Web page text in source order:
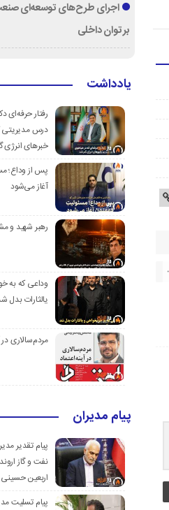
اجرای طرح‌های توسعه‌ای
بر توان داخلی
یادداشت
رفتار حرفه‌ای
درس مدیریتی
خبرهای
پس از وداع؛
آغاز می‌شود
رهبر شهید و
وداعی که به
یالثارات بدل
مردم‌سالاری در
پیام مدیران
پیام تقدیر
نفت و گاز
اربعین حسینی
پیام تسلیت